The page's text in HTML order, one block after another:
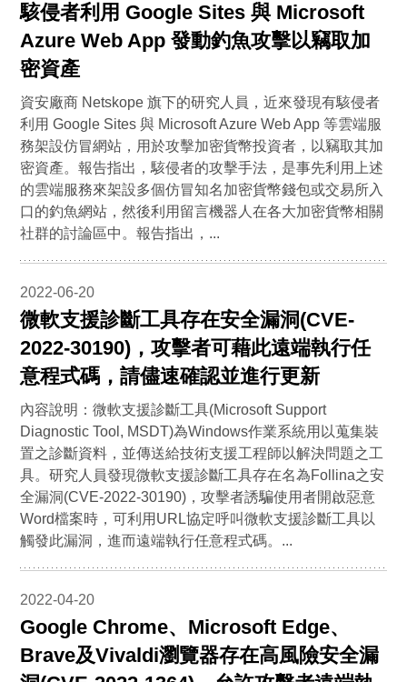
駭侵者利用 Google Sites 與 Microsoft
Azure Web App 發動釣魚攻擊以竊取加
密資產
資安廠商 Netskope 旗下的研究人員，近來發現有駭侵者
利用 Google Sites 與 Microsoft Azure Web App 等雲端服
務架設仿冒網站，用於攻擊加密貨幣投資者，以竊取其加
密資產。報告指出，駭侵者的攻擊手法，是事先利用上述
的雲端服務來架設多個仿冒知名加密貨幣錢包或交易所入
口的釣魚網站，然後利用留言機器人在各大加密貨幣相關
社群的討論區中。報告指出，...
2022-06-20
微軟支援診斷工具存在安全漏洞(CVE-
2022-30190)，攻擊者可藉此遠端執行任
意程式碼，請儘速確認並進行更新
內容說明：微軟支援診斷工具(Microsoft Support
Diagnostic Tool, MSDT)為Windows作業系統用以蒐集裝
置之診斷資料，並傳送給技術支援工程師以解決問題之工
具。研究人員發現微軟支援診斷工具存在名為Follina之安
全漏洞(CVE-2022-30190)，攻擊者誘騙使用者開啟惡意
Word檔案時，可利用URL協定呼叫微軟支援診斷工具以
觸發此漏洞，進而遠端執行任意程式碼。...
2022-04-20
Google Chrome、Microsoft Edge、
Brave及Vivaldi瀏覽器存在高風險安全漏